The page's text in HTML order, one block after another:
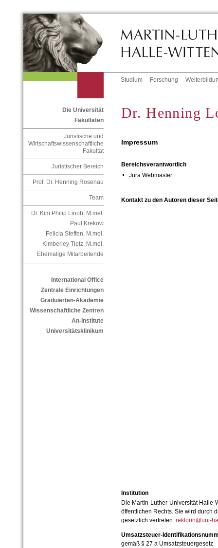
Studium Forschung
Die Universität
Fakultäten
Juristische und
Wirtschaftswissenschaftliche
Fakultät
Juristischer Bereich
Prof. Dr. Henning Rosenau
Team
Dr. Kim Philip Linoh, M.mel.
Paul Krekow
Felicia Steffen, M.mel.
Kimberley Tietz, M.mel.
Ehemalige Mitarbeitende
International Office
Zentrale Einrichtungen
Graduierten-Akademie
Wissenschaftliche Zentren
An-Institute
Universitätsklinikum
Dr. Henning
Impressum
Bereichsverantwortlich
Jura Webmaster
Kontakt zu den Autoren dieser
Institution
Die Martin-Luther-Universität
öffentlichen Rechts. Sie wird durch
gesetzlich vertreten: rektorin@uni-
Umsatzsteuer-
gemäß § 27 a Umsatzsteuergesetz